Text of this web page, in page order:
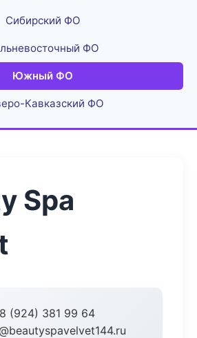
Сибирский ФО
ФО
Южный ФО
Кавказский ФО
Spa
8 (924) 381 99 64